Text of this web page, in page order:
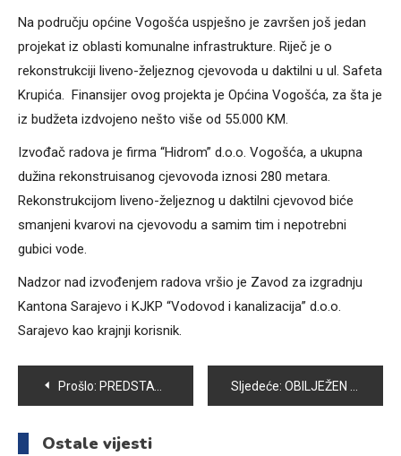
Na području općine Vogošća uspješno je završen još jedan
projekat iz oblasti komunalne infrastrukture. Riječ je o
rekonstrukciji liveno-željeznog cjevovoda u daktilni u ul. Safeta
Krupića. Finansijer ovog projekta je Općina Vogošća, za šta je
iz budžeta izdvojeno nešto više od 55.000 KM.
Izvođač radova je firma “Hidrom” d.o.o. Vogošća, a ukupna
dužina rekonstruisanog cjevovoda iznosi 280 metara.
Rekonstrukcijom liveno-željeznog u daktilni cjevovod biće
smanjeni kvarovi na cjevovodu a samim tim i nepotrebni
gubici vode.
Nadzor nad izvođenjem radova vršio je Zavod za izgradnju
Kantona Sarajevo i KJKP “Vodovod i kanalizacija” d.o.o.
Sarajevo kao krajnji korisnik.
Navigacija
članaka
Prošlo: PREDSTAVLJAMO VAM I-1 RAZRED OŠ “MIRSAD PRNJAVORAC” U VOGOŠĆI Sljedeće: OBILJEŽEN 6. APRIL – DAN OSLOBOĐENJA SARAJEVA
Ostale vijesti